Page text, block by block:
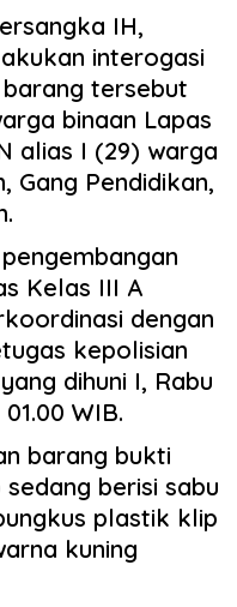
IH,
interogasi
tersebut
binaan Lapas
alias I (29) warga
Gang Pendidikan,
Kelas III A
dengan
kepolisian
dihuni I, Rabu
WIB.
barang bukti
berisi sabu
plastik klip
kuning